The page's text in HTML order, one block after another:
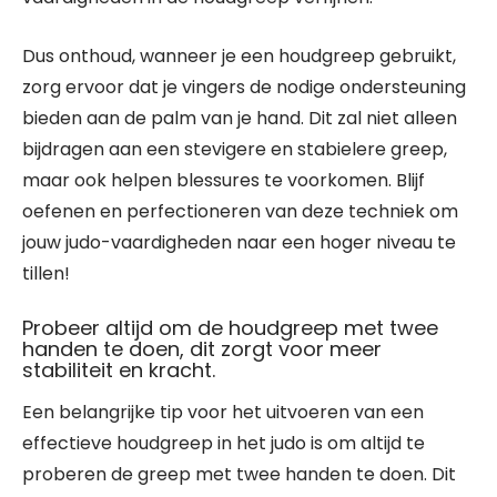
Dus onthoud, wanneer je een houdgreep gebruikt,
zorg ervoor dat je vingers de nodige ondersteuning
bieden aan de palm van je hand. Dit zal niet alleen
bijdragen aan een stevigere en stabielere greep,
maar ook helpen blessures te voorkomen. Blijf
oefenen en perfectioneren van deze techniek om
jouw judo-vaardigheden naar een hoger niveau te
tillen!
Probeer altijd om de houdgreep met twee
handen te doen, dit zorgt voor meer
stabiliteit en kracht.
Een belangrijke tip voor het uitvoeren van een
effectieve houdgreep in het judo is om altijd te
proberen de greep met twee handen te doen. Dit